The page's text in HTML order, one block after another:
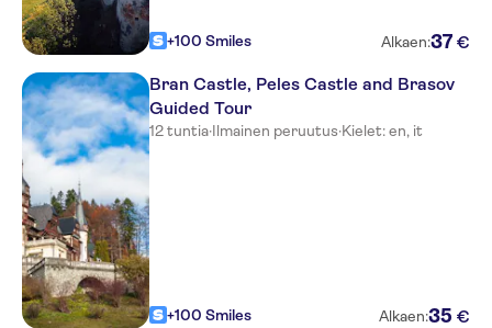
Casa Chitic - Str. Nicolae
Balcescu 13
Hotel Golden Time
Hotel Oliver
Ana-Maria
Trifan
Pensiunea Luiza
+100 Smiles Alkaen:37 €
Bran Castle, Peles Castle and Brasov
Guided Tour
12 tuntia·Ilmainen peruutus·Kielet: en, it
+100 Smiles Alkaen:35 €